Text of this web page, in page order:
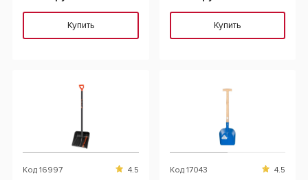
Купить Купить
Код 16997 4.5 Код 17043 4.5